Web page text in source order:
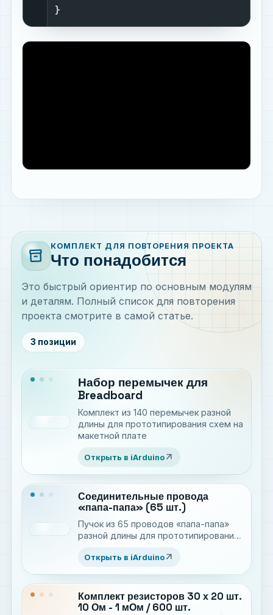
}
inventory_2
КОМПЛЕКТ ДЛЯ ПОВТОРЕНИЯ ПРОЕКТА
Что понадобится
Это быстрый ориентир по основным модулям
и деталям. Полный список для повторения
проекта смотрите в самой статье.
3 позиции
Набор перемычек для
Breadboard
Комплект из 140 перемычек разной
длины для прототипирования схем на
макетной плате
Открыть в iArduino arrow_outward
Соединительные провода
«папа-папа» (65 шт.)
Пучок из 65 проводов «папа-папа»
разной длины для прототипирования
Открыть в iArduino arrow_outward
Комплект резисторов 30 х 20 шт.
10 Ом - 1 мОм / 600 шт.